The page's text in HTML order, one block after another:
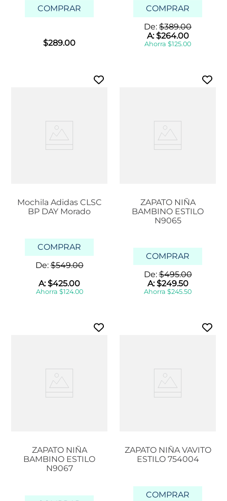
COMPRAR
$289.00
COMPRAR
De: $389.00
A:$264.00
Ahorra $125.00
Mochila Adidas CLSC
BP DAY Morado
COMPRAR
De:$549.00
A:$425.00
Ahorra $124.00
ZAPATO NIÑA
BAMBINO ESTILO
N9065
COMPRAR
De:$495.00
A:$249.50
Ahorra $245.50
ZAPATO NIÑA
BAMBINO ESTILO
N9067
ZAPATO NIÑA VAVITO
ESTILO 754004
COMPRAR